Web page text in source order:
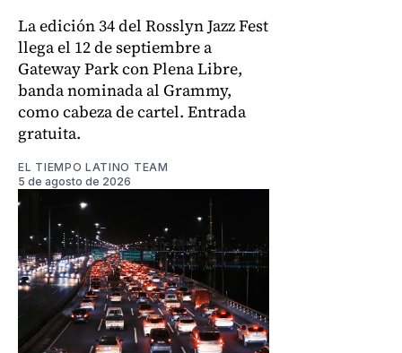
La edición 34 del Rosslyn Jazz Fest
llega el 12 de septiembre a
Gateway Park con Plena Libre,
banda nominada al Grammy,
como cabeza de cartel. Entrada
gratuita.
EL TIEMPO LATINO TEAM
5 de agosto de 2026